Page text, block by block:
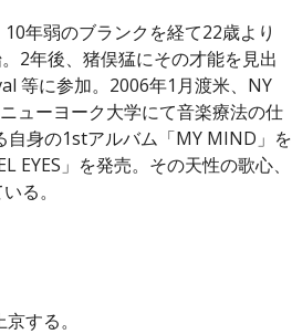
年弱のブランクを経て22歳より
2年後、猪俣猛にその才能を見出
等に参加。2006年1月渡米、NY
ューヨーク大学にて音楽療法の仕
身の1stアルバム「MY MIND」を
EYES」を発売。その天性の歌心、
る。
する。